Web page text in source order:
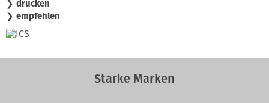
❯ drucken
❯ empfehlen
Starke Marken